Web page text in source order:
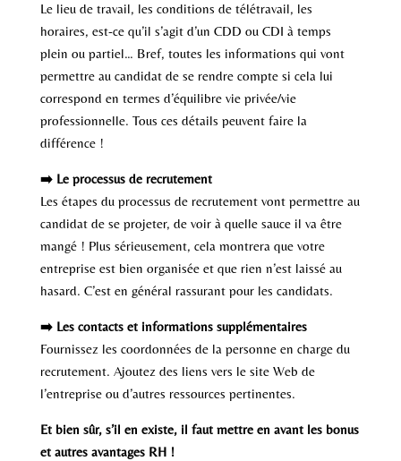
Le lieu de travail, les conditions de télétravail, les
horaires, est-ce qu’il s’agit d’un CDD ou CDI à temps
plein ou partiel… Bref, toutes les informations qui vont
permettre au candidat de se rendre compte si cela lui
correspond en termes d’équilibre vie privée/vie
professionnelle. Tous ces détails peuvent faire la
différence !
➡️ Le processus de recrutement
Les étapes du processus de recrutement vont permettre au
candidat de se projeter, de voir à quelle sauce il va être
mangé ! Plus sérieusement, cela montrera que votre
entreprise est bien organisée et que rien n’est laissé au
hasard. C’est en général rassurant pour les candidats.
➡️ Les contacts et informations supplémentaires
Fournissez les coordonnées de la personne en charge du
recrutement. Ajoutez des liens vers le site Web de
l’entreprise ou d’autres ressources pertinentes.
Et bien sûr, s’il en existe, il faut mettre en avant les bonus
et autres avantages RH !